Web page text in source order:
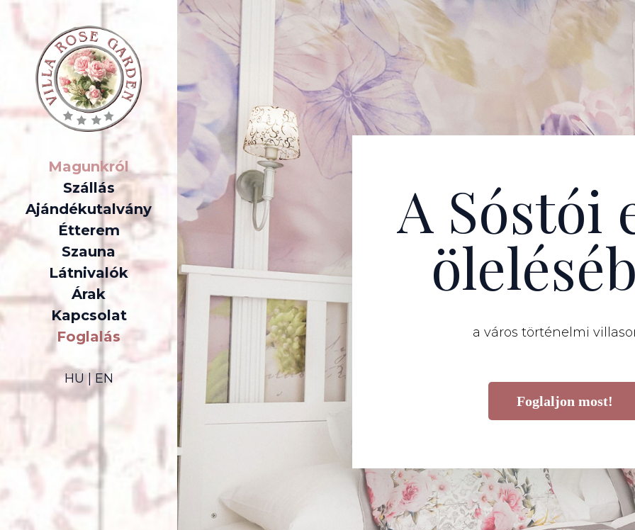
Magunkról
Szállás
Ajándékutalvány
Étterem
Szauna
Látnivalók
Árak
Kapcsolat
Foglalás
HU |EN
A Sóstói
a város történelmi
Foglaljon most!